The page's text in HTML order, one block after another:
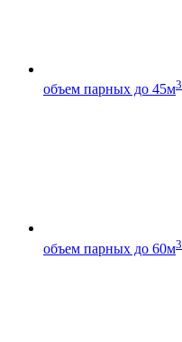
объем парных до 45м3
объем парных до 60м3